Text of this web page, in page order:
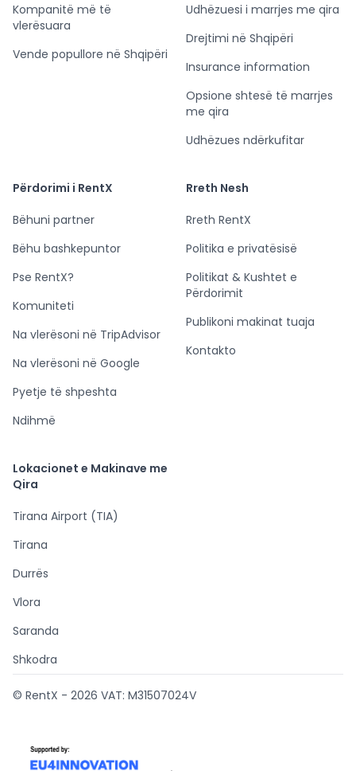
Kompanitë më të
vlerësuara
Vende popullore në Shqipëri
Udhëzuesi i marrjes me qira
Drejtimi në Shqipëri
Insurance information
Opsione shtesë të marrjes
me qira
Udhëzues ndërkufitar
Përdorimi i RentX
Bëhuni partner
Bëhu bashkepuntor
Pse RentX?
Komuniteti
Na vlerësoni në TripAdvisor
Na vlerësoni në Google
Pyetje të shpeshta
Ndihmë
Rreth Nesh
Rreth RentX
Politika e privatësisë
Politikat & Kushtet e
Përdorimit
Publikoni makinat tuaja
Kontakto
Lokacionet e Makinave me
Qira
Tirana Airport (TIA)
Tirana
Durrës
Vlora
Saranda
Shkodra
© RentX - 2026 VAT: M31507024V